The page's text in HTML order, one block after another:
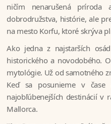
ničím nenarušená príroda
dobrodružstva, histórie, ale
na mesto Korfu, ktoré skrýva
Ako jedna z najstarších
historického a novodobého.
mytológie. Už od samotného
Keď sa posunieme v čase
najobľúbenejších destinácií v
Mallorca.